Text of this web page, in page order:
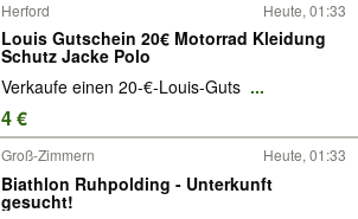
Herford Heute, 01:33
Louis Gutschein 20€ Motorrad Kleidung
Schutz Jacke Polo
Verkaufe einen 20-€-Louis-Guts ...
4 €
Groß-Zimmern Heute, 01:33
Biathlon Ruhpolding - Unterkunft
gesucht!